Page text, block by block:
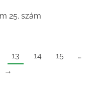
25. szám
13 14 15
…
→